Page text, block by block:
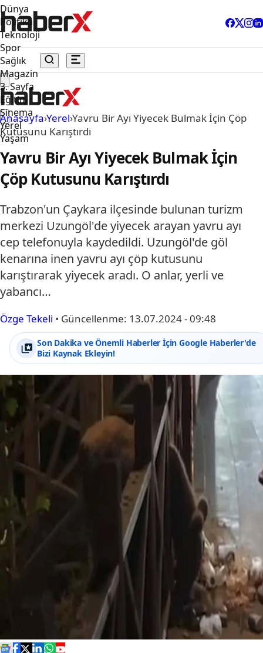
Dünya
Politika
Teknoloji
Spor
Sağlık
Magazin
3. Sayfa
Eğitim
Sinema
Yerel
Yaşam
Anasayfa›Yerel›Yavru Bir Ayı Yiyecek Bulmak İçin Çöp
Kutusunu Karıştırdı
Yavru Bir Ayı Yiyecek Bulmak İçin
Çöp Kutusunu Karıştırdı
Trabzon'un Çaykara ilçesinde bulunan turizm
merkezi Uzungöl'de yiyecek arayan yavru ayı
cep telefonuyla kaydedildi. Uzungöl'de göl
kenarına inen yavru ayı çöp kutusunu
karıştırarak yiyecek aradı. O anlar, yerli ve
yabancı…
Özge Tekeli • Güncellenme: 13.07.2024 - 09:48
Son Dakika ve Önemli Haberler İçin Google Haberler'de
Bizi Kaynak Ekleyin!